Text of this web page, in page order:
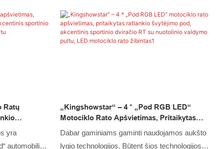
rato
prisideda prie mūsų didelio efektyvumo
gamybos proceso. Motociklų apšvietimo
sistemos taikymo srityje(-se) 4 * „Pod RGB
Ratų
Pultu
yra
automobilio
„Kingshowstar“ – 4 * „Pod RGB LED“
Motociklo Rato Apšvietimas, Pritaikytas
Ratlankio Švytėjimo Pod, Akcentinis
Sportinio Dviračio RT Su Nuotolinio
Dabar gaminiams gaminti naudojamos aukšto
lygio technologijos. Būtent šios technologijos